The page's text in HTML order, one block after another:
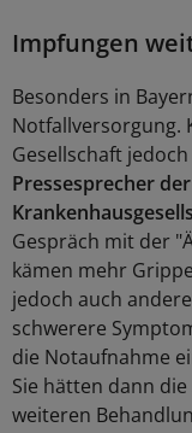
Impfungen
Besonders in
Notfallversorgung.
Gesellschaft
Pressesprecher
Gespräch mit der
kämen mehr
jedoch auch
schwerere
die Notaufnahme
Sie hätten dann
weiteren